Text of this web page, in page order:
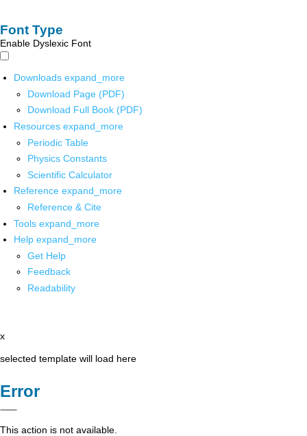
Font Type
Enable Dyslexic Font
Downloads expand_more
Download Page (PDF)
Download Full Book (PDF)
Resources expand_more
Periodic Table
Physics Constants
Scientific Calculator
Reference expand_more
Reference & Cite
Tools expand_more
Help expand_more
Get Help
Feedback
Readability
x
selected template will load here
Error
This action is not available.